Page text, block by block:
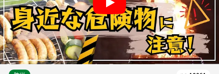
Play